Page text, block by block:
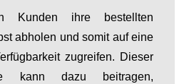
Kunden ihre bestellten
abholen und somit auf eine
zugreifen. Dieser
kann dazu beitragen,